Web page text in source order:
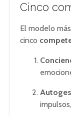
Cinco
El modelo
cinco